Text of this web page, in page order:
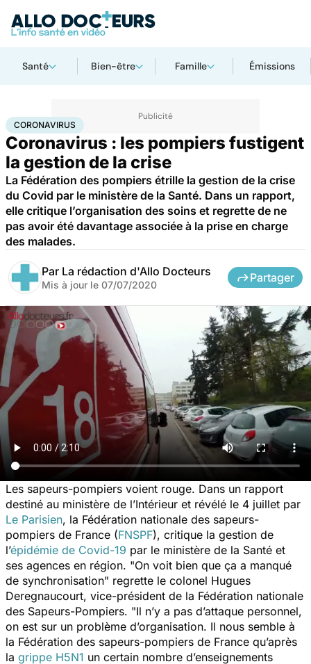
Santé Bien-être Famille Émissions
AccueilSantéMaladies Coronavirus
CORONAVIRUS
Coronavirus : les pompiers fustigent
la gestion de la crise
La Fédération des pompiers étrille la gestion de la crise
du Covid par le ministère de la Santé. Dans un rapport,
elle critique l’organisation des soins et regrette de ne
pas avoir été davantage associée à la prise en charge
des malades.
Par La rédaction d'Allo Docteurs
Mis à jour le 07/07/2020
Partager
Les sapeurs-pompiers voient rouge. Dans un rapport
destiné au ministère de l’Intérieur et révélé le 4 juillet par
Le Parisien, la Fédération nationale des sapeurs-
pompiers de France (FNSPF), critique la gestion de
l’épidémie de Covid-19 par le ministère de la Santé et
ses agences en région. "On voit bien que ça a manqué
de synchronisation" regrette le colonel Hugues
Deregnaucourt, vice-président de la Fédération nationale
des Sapeurs-Pompiers. "Il n’y a pas d’attaque personnel,
on est sur un problème d’organisation. Il nous semble à
la Fédération des sapeurs-pompiers de France qu’après
la grippe H5N1 un certain nombre d’enseignements